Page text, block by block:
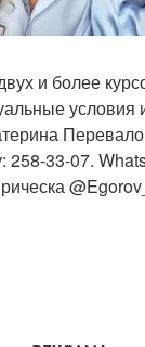
и более
условия
258-33-07.